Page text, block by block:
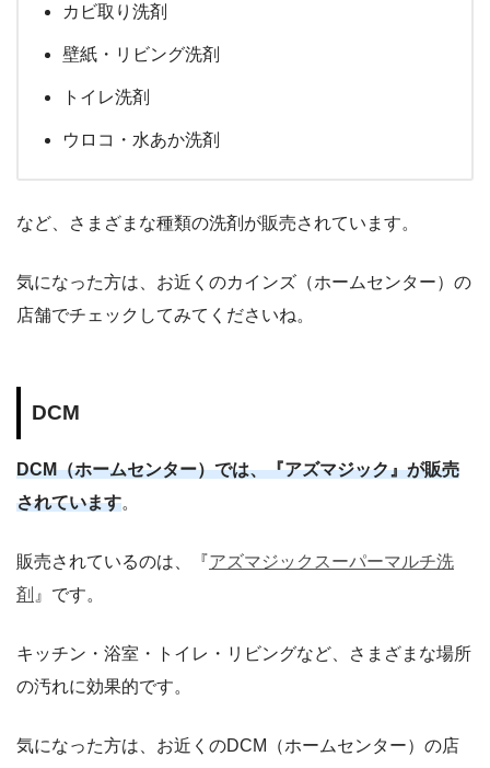
カビ取り洗剤
壁紙・リビング洗剤
トイレ洗剤
ウロコ・水あか洗剤
など、さまざまな種類の洗剤が販売されています。
気になった方は、お近くのカインズ（ホームセンター）の
店舗でチェックしてみてくださいね。
DCM
DCM（ホームセンター）では、『アズマジック』が販売
されています。
販売されているのは、『アズマジックスーパーマルチ洗
剤 』です。
キッチン・浴室・トイレ・リビングなど、さまざまな場所
の汚れに効果的です。
気になった方は、お近くのDCM（ホームセンター）の店